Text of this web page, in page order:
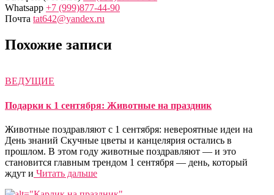
Whatsapp +7 (999)877-44-90
Почта tat642@yandex.ru
Похожие записи
ВЕДУЩИЕ
Подарки к 1 сентября: Животные на праздник
Животные поздравляют с 1 сентября: невероятные идеи на
День знаний Скучные цветы и канцелярия остались в
прошлом. В этом году животные поздравляют — и это
становится главным трендом 1 сентября — день, который
ждут и Читать дальше